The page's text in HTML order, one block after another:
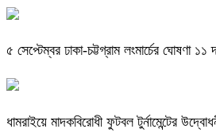
৫ সেপ্টেম্বর ঢাকা-চট্টগ্রাম লংমার্চের ঘোষণা ১১
ধামরাইয়ে মাদকবিরোধী ফুটবল টুর্নামেন্টের